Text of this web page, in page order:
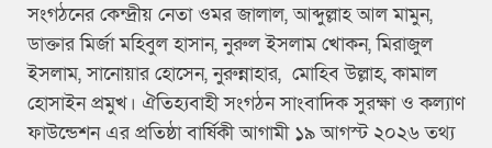
সংগঠনের কেন্দ্রীয় নেতা ওমর জালাল, আব্দুল্লাহ আল মামুন,
ডাক্তার মির্জা মহিবুল হাসান, নুরুল ইসলাম খোকন, মিরাজুল
ইসলাম, সানোয়ার হোসেন, নুরুন্নাহার, মোহিব উল্লাহ, কামাল
হোসাইন প্রমুখ। ঐতিহ্যবাহী সংগঠন সাংবাদিক সুরক্ষা ও কল্যাণ
ফাউন্ডেশন এর প্রতিষ্ঠা বার্ষিকী আগামী ১৯ আগস্ট ২০২৬ তথ্য